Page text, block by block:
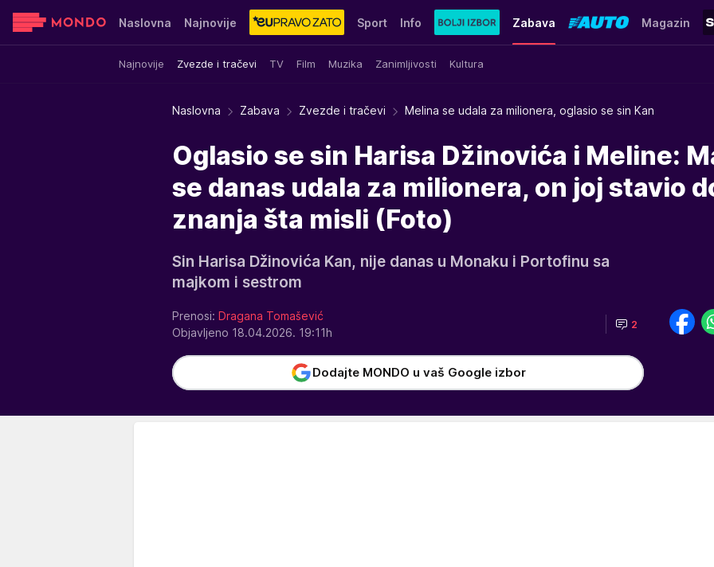
Naslovna Najnovije Sport Info Zabava
Najnovije Zvezde i tračevi TV Film Muzika Zanimljivosti Kultura
Magazin
Sensa Stvar ukusa Yumama
Naslovna Zabava Zvezde i tračevi Melina se udala za milionera, oglasio se sin Kan
Oglasio se sin Harisa Džinovića i Meline:
se danas udala za milionera, on joj stavio
znanja šta misli (Foto)
Sin Harisa Džinovića Kan, nije danas u Monaku i Portofinu sa
majkom i sestrom
Prenosi: Dragana Tomašević
Objavljeno 18.04.2026. 19:11h
2
Dodajte MONDO u vaš Google izbor